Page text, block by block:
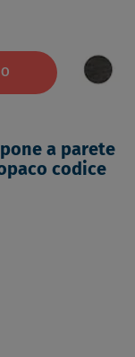
a parete
codice